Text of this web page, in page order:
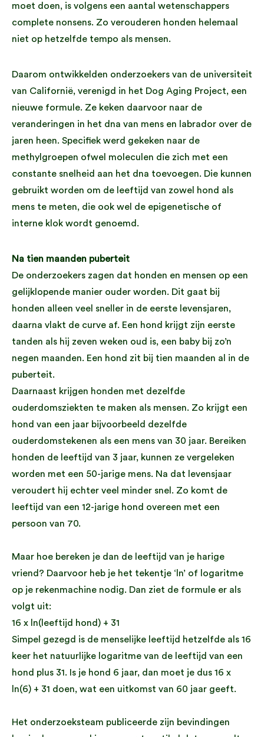
moet doen, is volgens een aantal wetenschappers
complete nonsens. Zo verouderen honden helemaal
niet op hetzelfde tempo als mensen.
Daarom ontwikkelden onderzoekers van de universiteit
van Californië, verenigd in het Dog Aging Project, een
nieuwe formule. Ze keken daarvoor naar de
veranderingen in het dna van mens en labrador over de
jaren heen. Specifiek werd gekeken naar de
methylgroepen ofwel moleculen die zich met een
constante snelheid aan het dna toevoegen. Die kunnen
gebruikt worden om de leeftijd van zowel hond als
mens te meten, die ook wel de epigenetische of
interne klok wordt genoemd.
Na tien maanden puberteit
De onderzoekers zagen dat honden en mensen op een
gelijklopende manier ouder worden. Dit gaat bij
honden alleen veel sneller in de eerste levensjaren,
daarna vlakt de curve af. Een hond krijgt zijn eerste
tanden als hij zeven weken oud is, een baby bij zo’n
negen maanden. Een hond zit bij tien maanden al in de
puberteit.
Daarnaast krijgen honden met dezelfde
ouderdomsziekten te maken als mensen. Zo krijgt een
hond van een jaar bijvoorbeeld dezelfde
ouderdomstekenen als een mens van 30 jaar. Bereiken
honden de leeftijd van 3 jaar, kunnen ze vergeleken
worden met een 50-jarige mens. Na dat levensjaar
veroudert hij echter veel minder snel. Zo komt de
leeftijd van een 12-jarige hond overeen met een
persoon van 70.
Maar hoe bereken je dan de leeftijd van je harige
vriend? Daarvoor heb je het tekentje ‘ln’ of logaritme
op je rekenmachine nodig. Dan ziet de formule er als
volgt uit:
16 x ln(leeftijd hond) + 31
Simpel gezegd is de menselijke leeftijd hetzelfde als 16
keer het natuurlijke logaritme van de leeftijd van een
hond plus 31. Is je hond 6 jaar, dan moet je dus 16 x
ln(6) + 31 doen, wat een uitkomst van 60 jaar geeft.
Het onderzoeksteam publiceerde zijn bevindingen